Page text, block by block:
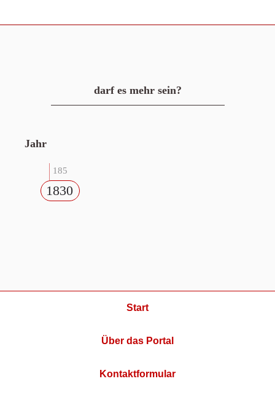
darf es mehr sein?
Jahr
185
1830
Start
Über das Portal
Kontaktformular